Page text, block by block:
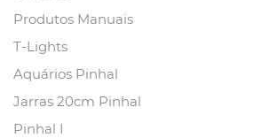
Produtos Manuais
T-Lights
Aquários Pinhal
Jarras 20cm Pinhal
Pinhal I